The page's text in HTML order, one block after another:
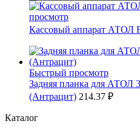
просмотр
Кассовый аппарат АТОЛ
Быстрый просмотр
Задняя планка для АТОЛ
(Антрацит) 214.37 ₽
Каталог